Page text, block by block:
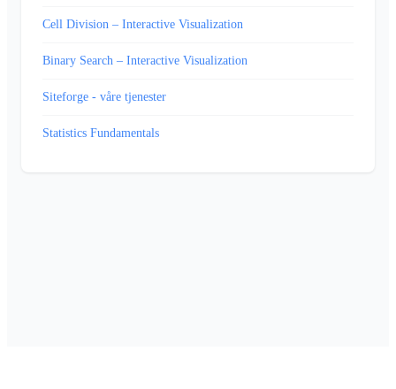
Cell Division – Interactive Visualization
Binary Search – Interactive Visualization
Siteforge - våre tjenester
Statistics Fundamentals